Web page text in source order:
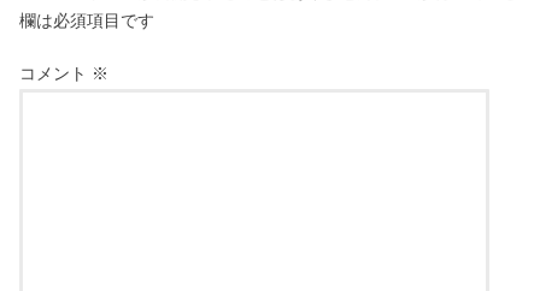
欄は必須項目です
コメント ※